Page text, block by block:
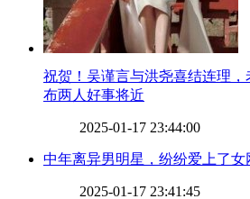
祝贺！吴谨言与洪尧喜结连理
布两人好事将近
2025-01-17 23:44:00
中年离异男明星，纷纷爱上了女
2025-01-17 23:41:45